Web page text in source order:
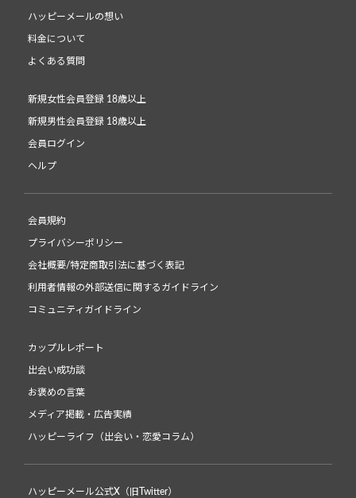
ハッピーメールの想い
料金について
よくある質問
新規女性会員登録 18歳以上
新規男性会員登録 18歳以上
会員ログイン
ヘルプ
会員規約
プライバシーポリシー
会社概要/特定商取引法に基づく表記
利用者情報の外部送信に関するガイドライン
コミュニティガイドライン
カップルレポート
出会い成功談
お褒めの言葉
メディア掲載・広告実績
ハッピーライフ（出会い・恋愛コラム）
ハッピーメール公式X（旧Twitter）